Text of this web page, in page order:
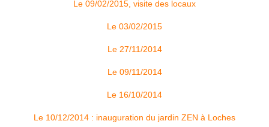
Le 09/02/2015, visite des locaux
Le 03/02/2015
Le 27/11/2014
Le 09/11/2014
Le 16/10/2014
Le 10/12/2014 : inauguration du jardin ZEN à Loches